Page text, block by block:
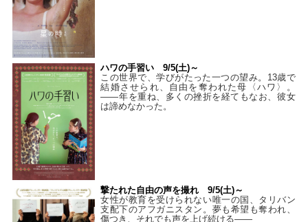
ハワの手習い 9/5(土)～
この世界で、学びがたった一つの望み。13歳で
結婚させられ、自由を奪われた母〈ハワ〉。
——年を重ね、多くの挫折を経てもなお、彼女
は諦めなかった。
撃たれた自由の声を撮れ 9/5(土)～
女性が教育を受けられない唯一の国、タリバン
支配下のアフガニスタン。夢も希望も奪われ、
傷つき、それでも声を上げ続ける——